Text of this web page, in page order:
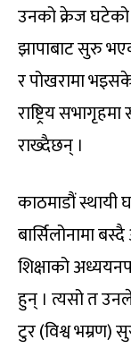
उनको क्रेज
झापाबाट सुरु
र पोखरामा
राष्ट्रिय
राख्दैछन् ।
काठमाडौं
बार्सिलोनामा
शिक्षाको
हुन् । त्यसो त
टुर (विश्व भम्रण)